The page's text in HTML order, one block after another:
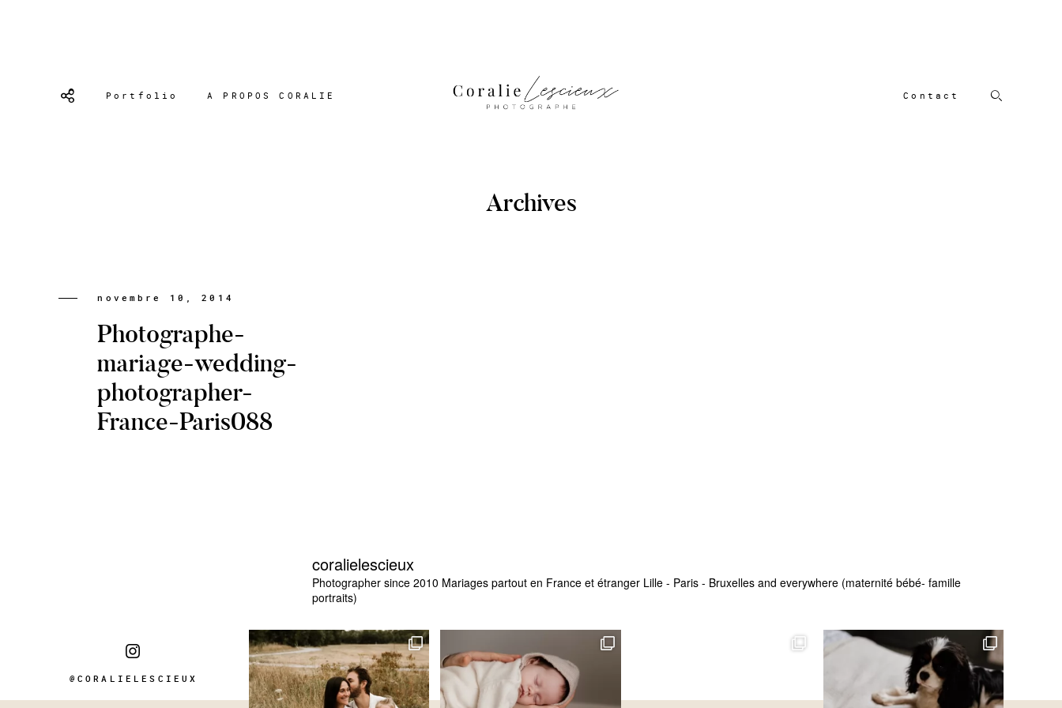
Portfolio A PROPOS CORALIE Contact
Archives
novembre 10, 2014
Photographe-
mariage-wedding-
photographer-
France-Paris088
@CORALIELESCIEUX
coralielescieux
Photographer since 2010 Mariages partout en France et étranger Lille - Paris - Bruxelles and everywhere (maternité bébé- famille
portraits)